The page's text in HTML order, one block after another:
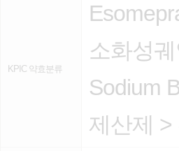
KPIC 약효분류
소화성
Sodium
제산제 >